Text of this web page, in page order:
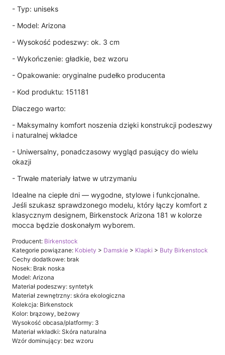
- Typ: uniseks
- Model: Arizona
- Wysokość podeszwy: ok. 3 cm
- Wykończenie: gładkie, bez wzoru
- Opakowanie: oryginalne pudełko producenta
- Kod produktu: 151181
Dlaczego warto:
- Maksymalny komfort noszenia dzięki konstrukcji podeszwy
i naturalnej wkładce
- Uniwersalny, ponadczasowy wygląd pasujący do wielu
okazji
- Trwałe materiały łatwe w utrzymaniu
Idealne na ciepłe dni — wygodne, stylowe i funkcjonalne.
Jeśli szukasz sprawdzonego modelu, który łączy komfort z
klasycznym designem, Birkenstock Arizona 181 w kolorze
mocca będzie doskonałym wyborem.
Producent: Birkenstock
Kategorie powiązane: Kobiety > Damskie > Klapki > Buty Birkenstock
Cechy dodatkowe: brak
Nosek: Brak noska
Model: Arizona
Materiał podeszwy: syntetyk
Materiał zewnętrzny: skóra ekologiczna
Kolekcja: Birkenstock
Kolor: brązowy, beżowy
Wysokość obcasa/platformy: 3
Materiał wkładki: Skóra naturalna
Wzór dominujący: bez wzoru